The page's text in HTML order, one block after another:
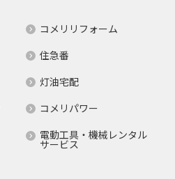
コメリリフォーム
住急番
灯油宅配
コメリパワー
電動工具・機械レンタル
サービス